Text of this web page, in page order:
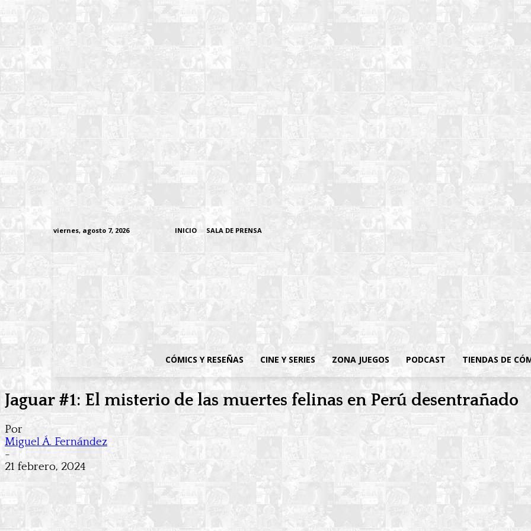
viernes, agosto 7, 2026 INICIO SALA DE PRENSA
CÓMICS Y RESEÑAS CINE Y SERIES ZONA JUEGOS PODCAST TIENDAS DE
Jaguar #1: El misterio de las muertes felinas en Perú desentrañado
Por
Miguel Á. Fernández
-
21 febrero, 2024